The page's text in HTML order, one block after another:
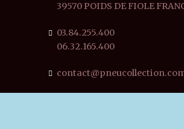
39570 POIDS DE FIOLE
03.84.255.400
06.32.165.400